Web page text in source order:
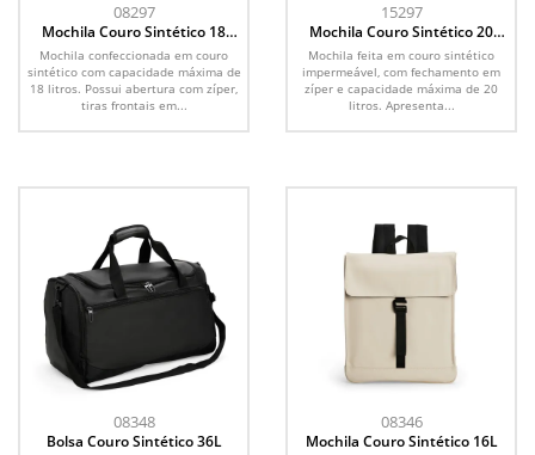
08297
Mochila Couro Sintético 18
Litros
Mochila confeccionada em couro
sintético com capacidade máxima de
18 litros. Possui abertura com zíper,
tiras frontais em...
15297
Mochila Couro Sintético 20
Mochila feita em couro sintético
impermeável, com fechamento em
zíper e capacidade máxima de 20
litros. Apresenta...
08348
Bolsa Couro Sintético 36L
08346
Mochila Couro Sintético 16L